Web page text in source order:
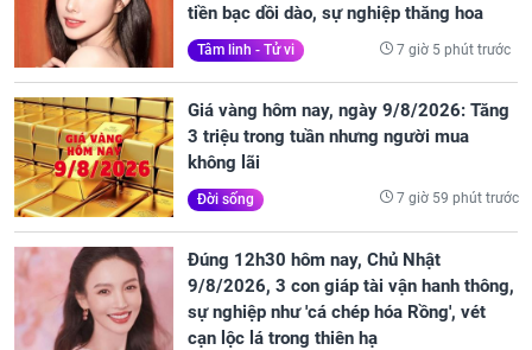
tiền bạc dồi dào, sự nghiệp thăng hoa
Tâm linh - Tử vi 7 giờ 5 phút trước
Giá vàng hôm nay, ngày 9/8/2026: Tăng
3 triệu trong tuần nhưng người mua
không lãi
Đời sống 7 giờ 59 phút trước
Đúng 12h30 hôm nay, Chủ Nhật
9/8/2026, 3 con giáp tài vận hanh thông,
sự nghiệp như 'cá chép hóa Rồng', vét
cạn lộc lá trong thiên hạ